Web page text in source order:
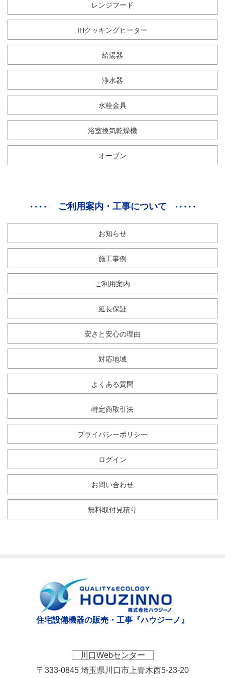
レンジフード
IHクッキングヒーター
給湯器
浄水器
水栓金具
浴室換気乾燥機
オーブン
ご利用案内・工事について
お知らせ
施工事例
ご利用案内
延長保証
安さと安心の理由
対応地域
よくある質問
特定商取引法
プライバシーポリシー
ログイン
お問い合わせ
無料取付見積り
住宅設備機器の販売・工事『ハウジーノ』
川口Webセンター
〒333-0845 埼玉県川口市上青木西5-23-20